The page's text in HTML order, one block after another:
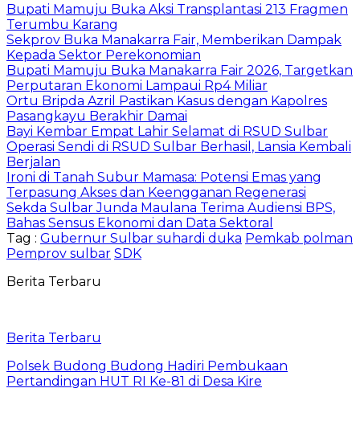
Bupati Mamuju Buka Aksi Transplantasi 213 Fragmen
Terumbu Karang
Sekprov Buka Manakarra Fair, Memberikan Dampak
Kepada Sektor Perekonomian
Bupati Mamuju Buka Manakarra Fair 2026, Targetkan
Perputaran Ekonomi Lampaui Rp4 Miliar
Ortu Bripda Azril Pastikan Kasus dengan Kapolres
Pasangkayu Berakhir Damai
Bayi Kembar Empat Lahir Selamat di RSUD Sulbar
Operasi Sendi di RSUD Sulbar Berhasil, Lansia Kembali
Berjalan
Ironi di Tanah Subur Mamasa: Potensi Emas yang
Terpasung Akses dan Keengganan Regenerasi
Sekda Sulbar Junda Maulana Terima Audiensi BPS,
Bahas Sensus Ekonomi dan Data Sektoral
Tag : Gubernur Sulbar suhardi duka Pemkab polman
Pemprov sulbar SDK
Berita Terbaru
Berita Terbaru
Polsek Budong Budong Hadiri Pembukaan
Pertandingan HUT RI Ke-81 di Desa Kire